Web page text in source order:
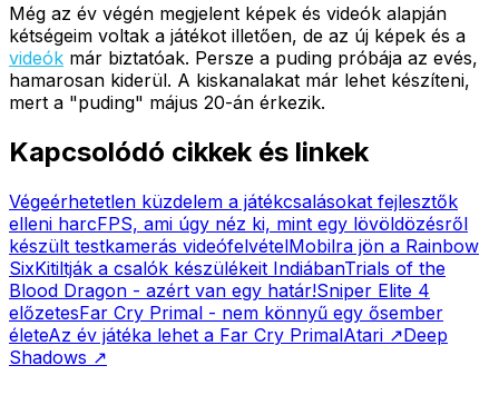
Még az év végén megjelent képek és videók alapján
kétségeim voltak a játékot illetően, de az új képek és a
videók már biztatóak. Persze a puding próbája az evés,
hamarosan kiderül. A kiskanalakat már lehet készíteni,
mert a "puding" május 20-án érkezik.
Kapcsolódó cikkek és linkek
Végeérhetetlen küzdelem a játékcsalásokat fejlesztők
elleni harcFPS, ami úgy néz ki, mint egy lövöldözésről
készült testkamerás videófelvételMobilra jön a Rainbow
SixKitiltják a csalók készülékeit IndiábanTrials of the
Blood Dragon - azért van egy határ!Sniper Elite 4
előzetesFar Cry Primal - nem könnyű egy ősember
életeAz év játéka lehet a Far Cry PrimalAtari ↗Deep
Shadows ↗